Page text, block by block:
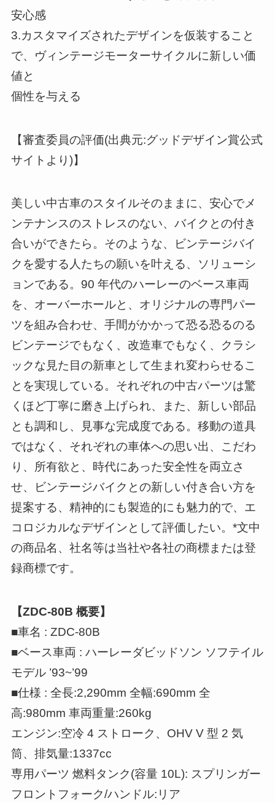
安心感
3.カスタマイズされたデザインを仮装すること
で、ヴィンテージモーターサイクルに新しい価
値と
個性を与える
【審査委員の評価(出典元:グッドデザイン賞公式
サイトより)】
美しい中古車のスタイルそのままに、安心でメ
ンテナンスのストレスのない、バイクとの付き
合いができたら。そのような、ビンテージバイ
クを愛する人たちの願いを叶える、ソリューシ
ョンである。90 年代のハーレーのベース車両
を、オーバーホールと、オリジナルの専門パー
ツを組み合わせ、手間がかかって恐る恐るのる
ビンテージでもなく、改造車でもなく、クラシ
ックな見た目の新車として生まれ変わらせるこ
とを実現している。それぞれの中古パーツは驚
くほど丁寧に磨き上げられ、また、新しい部品
とも調和し、見事な完成度である。移動の道具
ではなく、それぞれの車体への思い出、こだわ
り、所有欲と、時代にあった安全性を両立さ
せ、ビンテージバイクとの新しい付き合い方を
提案する、精神的にも製造的にも魅力的で、エ
コロジカルなデザインとして評価したい。*文中
の商品名、社名等は当社や各社の商標または登
録商標です。
【ZDC-80B 概要】
■車名 : ZDC-80B
■ベース車両 : ハーレーダビッドソン ソフテイル
モデル ’93~’99
■仕様 : 全長:2,290mm 全幅:690mm 全
高:980mm 車両重量:260kg
エンジン:空冷 4 ストローク、OHV V 型 2 気
筒、排気量:1337cc
専用パーツ 燃料タンク(容量 10L): スプリンガー
フロントフォーク/ハンドル:リア